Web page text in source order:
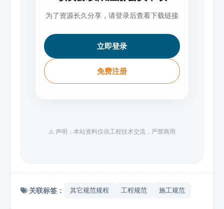
为了资源长久分享，请登录后查看下载链接
立即登录
免费注册
⚠️ 声明：本站资料仅供工程技术交流，严禁商用
关联标签： 其它规范规程 工程规范 施工规范